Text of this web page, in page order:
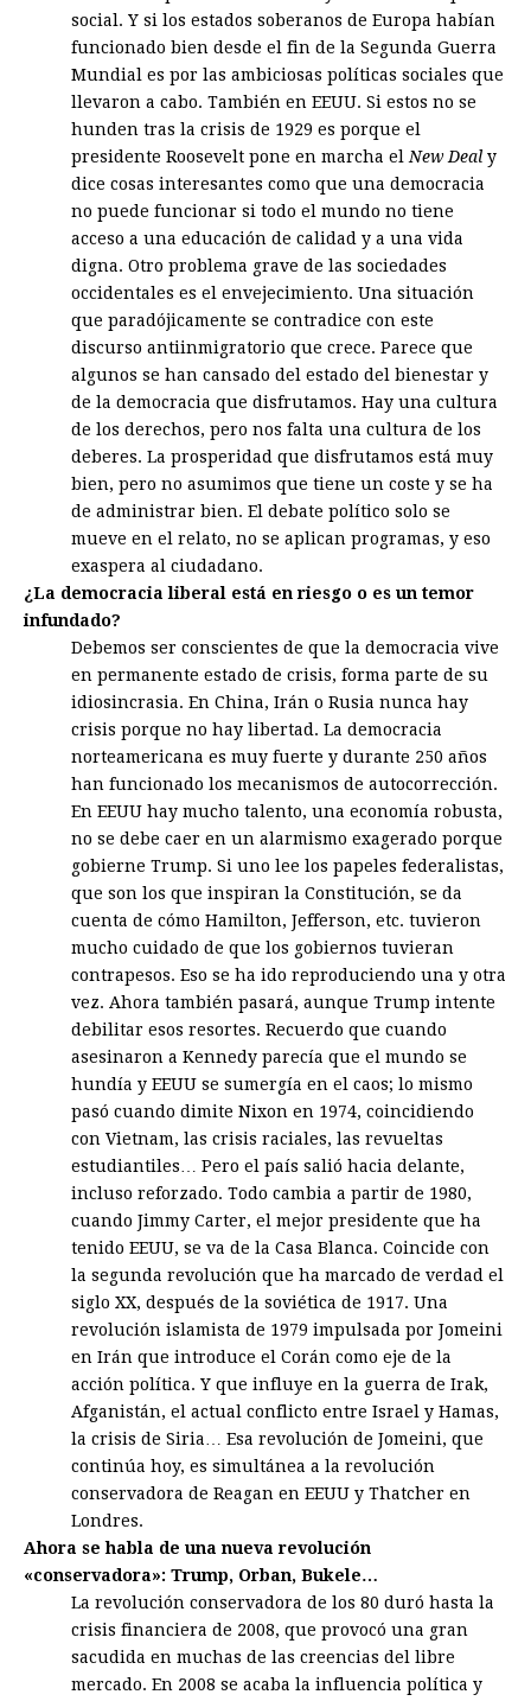
social. Y si los estados soberanos de Europa habían
funcionado bien desde el fin de la Segunda Guerra
Mundial es por las ambiciosas políticas sociales que
llevaron a cabo. También en EEUU. Si estos no se
hunden tras la crisis de 1929 es porque el
presidente Roosevelt pone en marcha el New Deal y
dice cosas interesantes como que una democracia
no puede funcionar si todo el mundo no tiene
acceso a una educación de calidad y a una vida
digna. Otro problema grave de las sociedades
occidentales es el envejecimiento. Una situación
que paradójicamente se contradice con este
discurso antiinmigratorio que crece. Parece que
algunos se han cansado del estado del bienestar y
de la democracia que disfrutamos. Hay una cultura
de los derechos, pero nos falta una cultura de los
deberes. La prosperidad que disfrutamos está muy
bien, pero no asumimos que tiene un coste y se ha
de administrar bien. El debate político solo se
mueve en el relato, no se aplican programas, y eso
exaspera al ciudadano.
¿La democracia liberal está en riesgo o es un temor
infundado?
Debemos ser conscientes de que la democracia vive
en permanente estado de crisis, forma parte de su
idiosincrasia. En China, Irán o Rusia nunca hay
crisis porque no hay libertad. La democracia
norteamericana es muy fuerte y durante 250 años
han funcionado los mecanismos de autocorrección.
En EEUU hay mucho talento, una economía robusta,
no se debe caer en un alarmismo exagerado porque
gobierne Trump. Si uno lee los papeles federalistas,
que son los que inspiran la Constitución, se da
cuenta de cómo Hamilton, Jefferson, etc. tuvieron
mucho cuidado de que los gobiernos tuvieran
contrapesos. Eso se ha ido reproduciendo una y otra
vez. Ahora también pasará, aunque Trump intente
debilitar esos resortes. Recuerdo que cuando
asesinaron a Kennedy parecía que el mundo se
hundía y EEUU se sumergía en el caos; lo mismo
pasó cuando dimite Nixon en 1974, coincidiendo
con Vietnam, las crisis raciales, las revueltas
estudiantiles… Pero el país salió hacia delante,
incluso reforzado. Todo cambia a partir de 1980,
cuando Jimmy Carter, el mejor presidente que ha
tenido EEUU, se va de la Casa Blanca. Coincide con
la segunda revolución que ha marcado de verdad el
siglo XX, después de la soviética de 1917. Una
revolución islamista de 1979 impulsada por Jomeini
en Irán que introduce el Corán como eje de la
acción política. Y que influye en la guerra de Irak,
Afganistán, el actual conflicto entre Israel y Hamas,
la crisis de Siria… Esa revolución de Jomeini, que
continúa hoy, es simultánea a la revolución
conservadora de Reagan en EEUU y Thatcher en
Londres.
Ahora se habla de una nueva revolución
«conservadora»: Trump, Orban, Bukele…
La revolución conservadora de los 80 duró hasta la
crisis financiera de 2008, que provocó una gran
sacudida en muchas de las creencias del libre
mercado. En 2008 se acaba la influencia política y